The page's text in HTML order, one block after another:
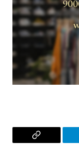
Copy